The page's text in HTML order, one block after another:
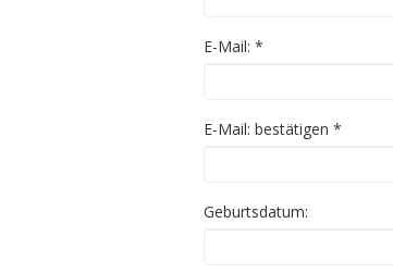
E-Mail: *
E-Mail: bestätigen *
Geburtsdatum: